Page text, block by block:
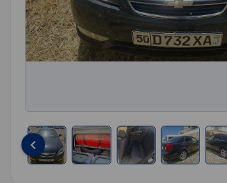
keyboard_arrow_left